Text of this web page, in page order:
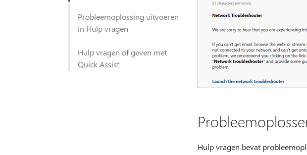
Probleemoplossing uitvoeren
in Hulp vragen
Hulp vragen of geven met
Quick Assist
Hulp vragen bevat